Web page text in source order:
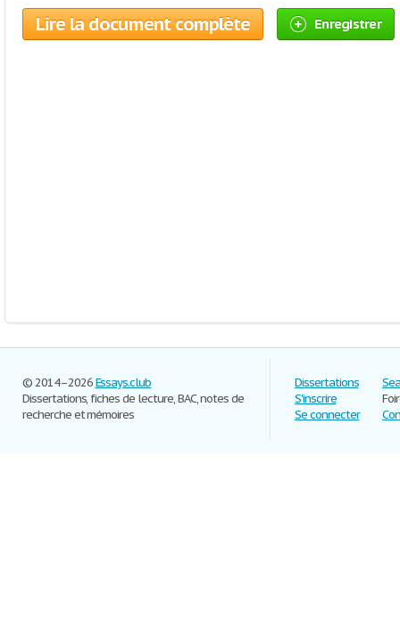
Lire la document complète Enregistrer
© 2014–2026Essays.club
Dissertations, fiches de lecture, BAC, notes de
recherche et mémoires
Dissertations
S'inscrire
Se connecter